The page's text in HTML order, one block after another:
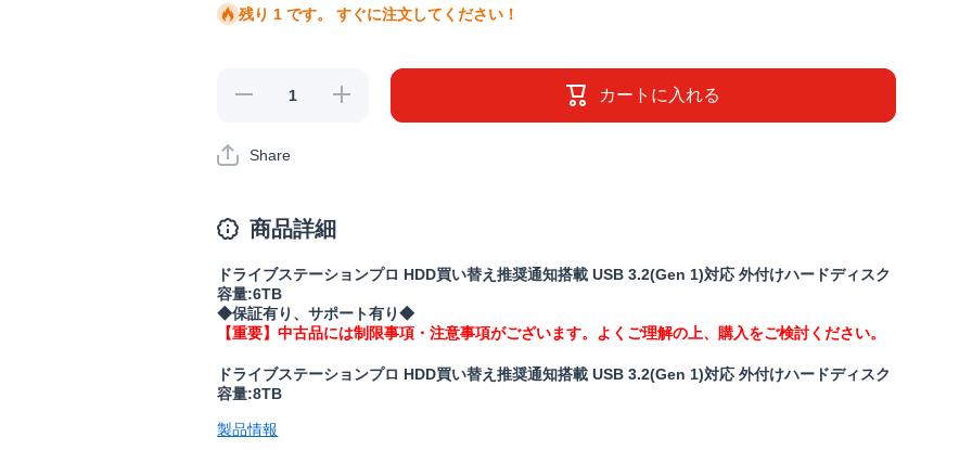
残り 1 です。 すぐに注文してください！
《整備済・
SH6TU3(保
証1年)の数
《整備済・
再生品》
カートに入れる
Share
商品詳細
ドライブステーションプロ HDD買い替え推奨通知搭載 USB 3.2(Gen 1)対応 外付けハードディスク
容量:6TB
◆保証有り、サポート有り◆
【重要】中古品には制限事項・注意事項がございます。よくご理解の上、購入をご検討ください。
ドライブステーションプロ HDD買い替え推奨通知搭載 USB 3.2(Gen 1)対応 外付けハードディスク
容量:8TB
製品情報